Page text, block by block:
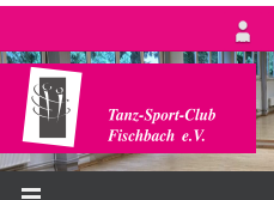
springen